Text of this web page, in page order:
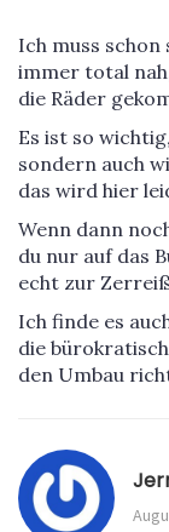
Ich muss schon
immer total
die Räder
Es ist so
sondern auch
das wird hier
Wenn dann
du nur auf das
echt zur
Ich finde es
die
den Umbau